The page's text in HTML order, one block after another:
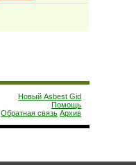
Новый Asbest Gid
Помощь
Обратная связь Архив